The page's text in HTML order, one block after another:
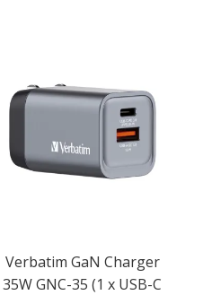
Verbatim GaN Charger
35W GNC-35 (1 x USB-C